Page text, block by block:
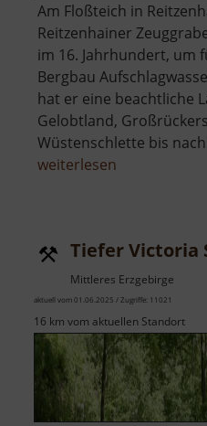
Am Floßteich in
Reitzenhainer
im 16. Jahrhundert, um
Bergbau
hat er eine beachtliche
Gelobtland,
Wüstenschlette bis
weiterlesen
Tiefer Victoria
Mittleres Erzgebirge
aktuell vom 01.06.2025 / Zugriffe: 11021
16 km vom aktuellen Standort